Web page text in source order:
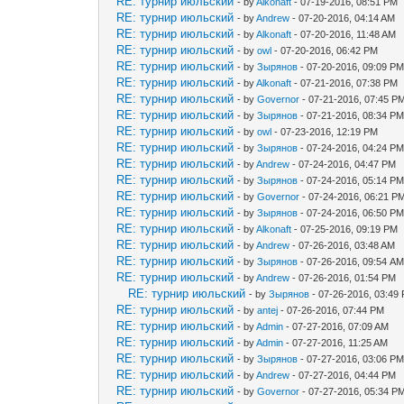
RE: турнир июльский - byAndrew - 07-20-2016, 04:14 AM
RE: турнир июльский - byAlkonaft - 07-20-2016, 11:48 AM
RE: турнир июльский - byowl - 07-20-2016, 06:42 PM
RE: турнир июльский - byЗырянов - 07-20-2016, 09:09 PM
RE: турнир июльский - byAlkonaft - 07-21-2016, 07:38 PM
RE: турнир июльский - byGovernor - 07-21-2016, 07:45
RE: турнир июльский - byЗырянов - 07-21-2016, 08:34 PM
RE: турнир июльский - byowl - 07-23-2016, 12:19 PM
RE: турнир июльский - byЗырянов - 07-24-2016, 04:24 PM
RE: турнир июльский - byAndrew - 07-24-2016, 04:47 PM
RE: турнир июльский - byЗырянов - 07-24-2016, 05:14 PM
RE: турнир июльский - byGovernor - 07-24-2016, 06:21
RE: турнир июльский - byЗырянов - 07-24-2016, 06:50 PM
RE: турнир июльский - byAlkonaft - 07-25-2016, 09:19 PM
RE: турнир июльский - byAndrew - 07-26-2016, 03:48 AM
RE: турнир июльский - byЗырянов - 07-26-2016, 09:54 AM
RE: турнир июльский - byAndrew - 07-26-2016, 01:54 PM
RE: турнир июльский - byЗырянов - 07-26-2016, 03:49
RE: турнир июльский - byantej - 07-26-2016, 07:44 PM
RE: турнир июльский - byAdmin - 07-27-2016, 07:09 AM
RE: турнир июльский - byAdmin - 07-27-2016, 11:25 AM
RE: турнир июльский - byЗырянов - 07-27-2016, 03:06 PM
RE: турнир июльский - byAndrew - 07-27-2016, 04:44 PM
RE: турнир июльский - byGovernor - 07-27-2016, 05:34